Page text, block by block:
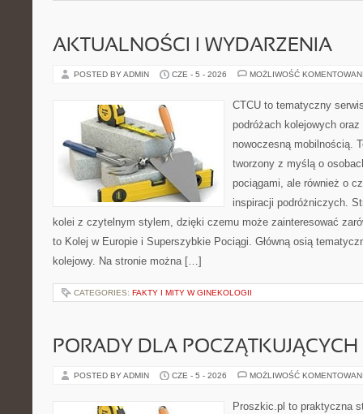
AKTUALNOŚCI I WYDARZENIA
POSTED BY ADMIN CZE - 5 - 2026 MOŻLIWOŚĆ
CTCU to tematyczny
podróżach kolejowych
nowoczesną mobilnością.
tworzony z myślą o
pociągami, ale również o
inspiracji podróżniczych.
kolei z czytelnym stylem, dzięki czemu może zainteresować
to Kolej w Europie i Superszybkie Pociągi. Główną osią
kolejowy. Na stronie można […]
CATEGORIES: FAKTY I MITY W GINEKOLOGII
PORADY DLA
POSTED BY ADMIN CZE - 5 - 2026 MOŻLIWOŚĆ
Proszkic.pl to praktyczna